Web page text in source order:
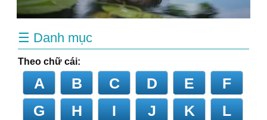
☰ Danh mục
Theo chữ cái:
A B C D E
F
G
H I J K
L